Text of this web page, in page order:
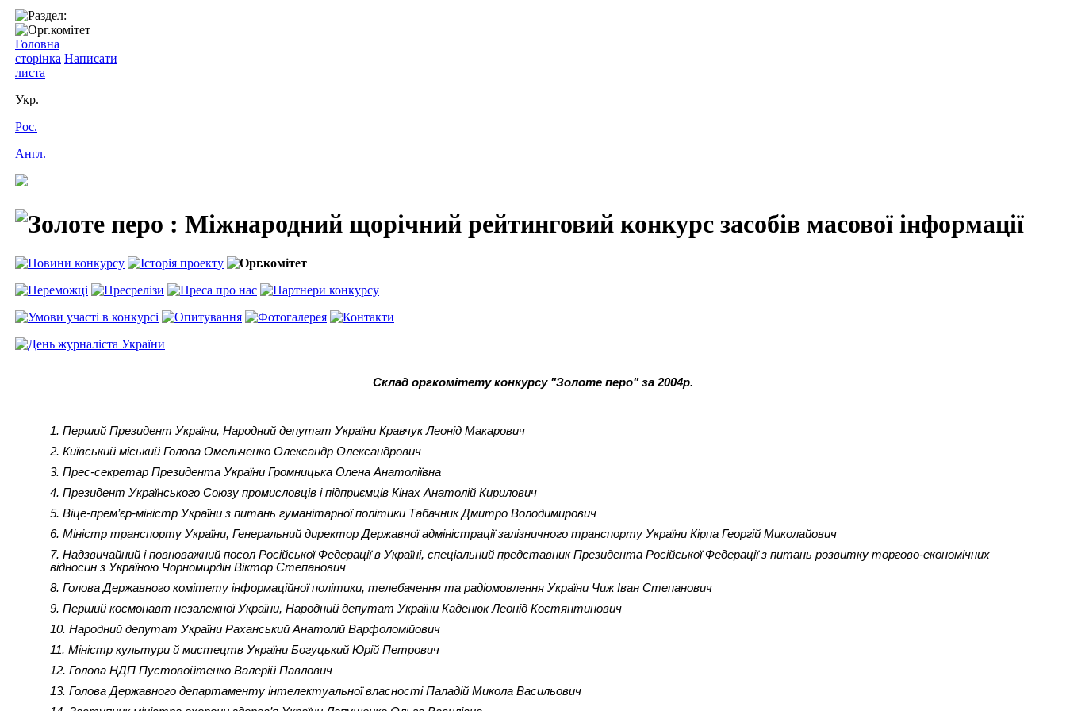
Головна
сторінка Написати
листа
Укр.
Рос.
Англ.
Склад оргкомітету конкурсу "Золоте перо" за 2004р.
1. Перший Президент України, Народний депутат України Кравчук Леонід Макарович
2. Київський міський Голова Омельченко Олександр Олександрович
3. Прес-секретар Президента України Громницька Олена Анатоліївна
4. Президент Українського Союзу промисловців і підприємців Кінах Анатолій Кирилович
5. Віце-прем’єр-міністр України з питань гуманітарної політики Табачник Дмитро Володимирович
6. Міністр транспорту України, Генеральний директор Державної адміністрації залізничного транспорту України Кірпа Георгій Миколайович
7. Надзвичайний і повноважний посол Російської Федерації в Україні, спеціальний представник Президента Російської Федерації з питань розвитку торгово-економічних
відносин з Україною Чорномирдін Віктор Степанович
8. Голова Державного комітету інформаційної політики, телебачення та радіомовлення України Чиж Іван Степанович
9. Перший космонавт незалежної України, Народний депутат України Каденюк Леонід Костянтинович
10. Народний депутат України Раханський Анатолій Варфоломійович
11. Міністр культури й мистецтв України Богуцький Юрій Петрович
12. Голова НДП Пустовойтенко Валерій Павлович
13. Голова Державного департаменту інтелектуальної власності Паладій Микола Васильович